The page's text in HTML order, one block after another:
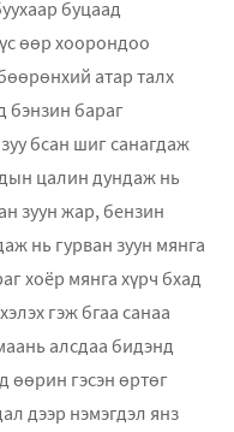
буцаад
өөр хоорондоо
атар талх
бэнзин бараг
бсан шиг санагдаж
цалин дундаж нь
зуун жар, бензин
нь гурван зуун мянга
хоёр мянга хүрч бхад
гэж бгаа санаа
алсдаа бидэнд
өөрин гэсэн өртөг
дээр нэмэгдэл янз